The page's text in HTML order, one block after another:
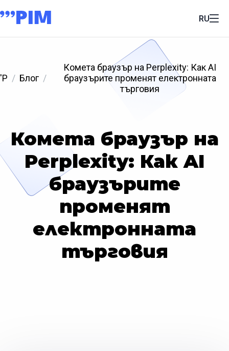
RU
'P Блог
Комета браузър на Perplexity: Как AI
браузърите променят електронната
търговия
Комета браузър на
Perplexity: Как AI
браузърите
променят
електронната
търговия